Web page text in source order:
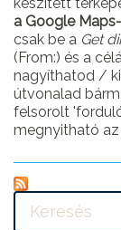
a Google
csak be a Get
(From:) és a
nagyíthatod /
útvonalad
felsorolt
megnyitható